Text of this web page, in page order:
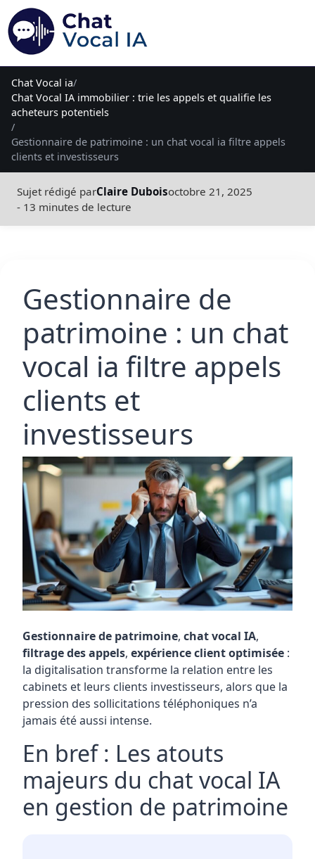
Chat Vocal ia/
Chat Vocal IA immobilier : trie les appels et qualifie les
acheteurs potentiels
/
Gestionnaire de patrimoine : un chat vocal ia filtre appels
clients et investisseurs
Sujet rédigé parClaire Duboisoctobre 21, 2025
- 13 minutes de lecture
Gestionnaire de
patrimoine : un chat
vocal ia filtre appels
clients et
investisseurs
Gestionnaire de patrimoine, chat vocal IA,
filtrage des appels, expérience client optimisée :
la digitalisation transforme la relation entre les
cabinets et leurs clients investisseurs, alors que la
pression des sollicitations téléphoniques n’a
jamais été aussi intense.
En bref : Les atouts
majeurs du chat vocal IA
en gestion de patrimoine